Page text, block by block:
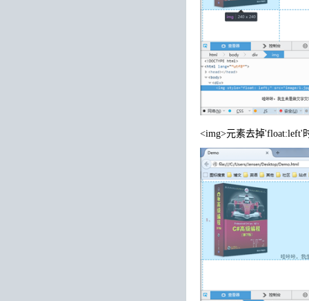
<img>元素去掉'float:left'